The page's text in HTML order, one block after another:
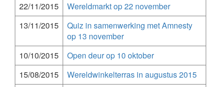
22/11/2015
Wereldmarkt op 22 november
13/11/2015
Quiz in samenwerking met Amnesty
op 13 november
10/10/2015
Open deur op 10 oktober
15/08/2015
Wereldwinkelterras in augustus 2015